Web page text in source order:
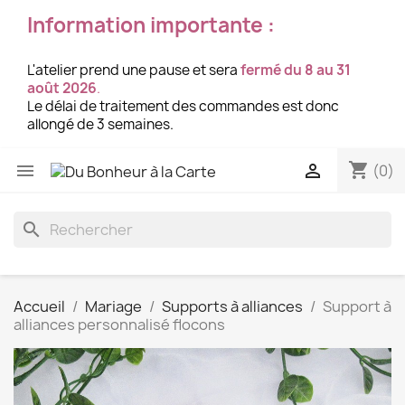
Information importante :
L'atelier prend une pause et serafermé du 8 au 31
août 2026.
Le délai de traitement des commandes est donc
allongé de 3 semaines.
 shopping_cart (0)

search
Accueil Mariage Supports à alliances
Support à
alliances personnalisé flocons